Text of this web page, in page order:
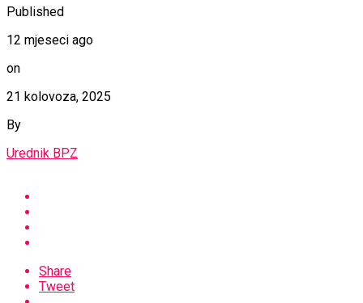
Published
12 mjeseci ago
on
21 kolovoza, 2025
By
Urednik BPZ
Share
Tweet